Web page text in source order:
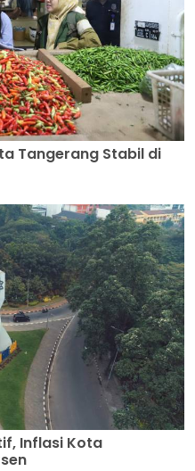
Tangerang Stabil di
Inflasi Kota